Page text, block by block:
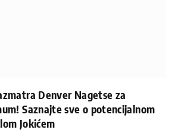
Denver Nagetse za
Saznajte sve o potencijalnom
Jokićem